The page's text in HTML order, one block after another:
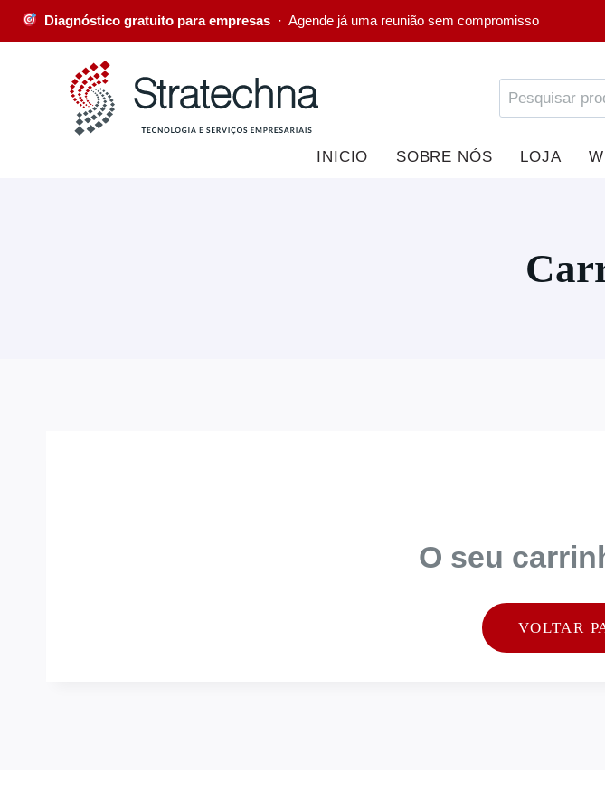
Diagnóstico gratuito para empresas · Agende já uma reunião sem compromisso
INICIO SOBRE NÓS LOJA
O seu
VOLTAR